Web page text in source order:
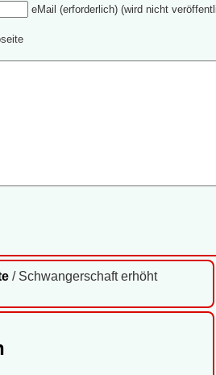
/ Schwangerschaft erhöht
eMail (erforderlich) (wird nicht